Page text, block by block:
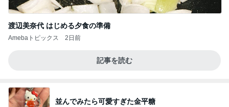
渡辺美奈代 はじめる夕食の準備
Amebaトピックス 2日前
記事を読む
並んでみたら可愛すぎた金平糖